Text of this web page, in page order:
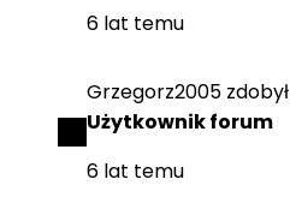
6 lat temu
Grzegorz2005 zdobył
Użytkownik forum
6 lat temu